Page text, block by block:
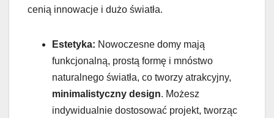
cenią innowacje i dużo światła.
Estetyka: Nowoczesne domy mają
funkcjonalną, prostą formę i mnóstwo
naturalnego światła, co tworzy atrakcyjny,
minimalistyczny design. Możesz
indywidualnie dostosować projekt, tworząc